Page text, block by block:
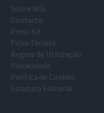
Sobre Nós
Contacto
Press Kit
Ficha Técnica
Regras de Utilização
Privacidade
Política de Cookies
Estatuto Editorial